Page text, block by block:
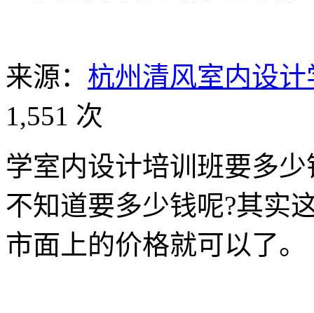
来源： 杭州清风室内设计
1,551 次
学室内设计培训班要多
不知道要多少钱呢?其实
市面上的价格就可以了。